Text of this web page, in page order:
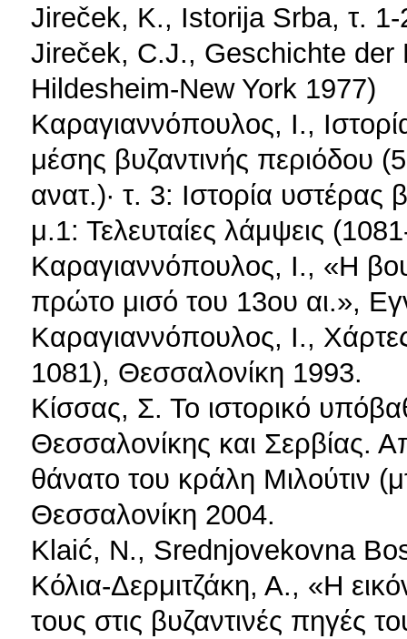
Jireček, K., Istorija Srba, τ.
Jireček, C.J., Geschichte der
Hildesheim-New York 1977)
Καραγιαννόπουλος, Ι.,
μέσης βυζαντινής περιόδου
ανατ.)· τ. 3: Ιστορία υστέρας
μ.1: Τελευταίες λάμψεις
Καραγιαννόπουλος, Ι., «Η
πρώτο μισό του 13ου αι.»,
Καραγιαννόπουλος, Ι.,
1081), Θεσσαλονίκη 1993.
Κίσσας, Σ. Το ιστορικό
Θεσσαλονίκης και Σερβίας.
θάνατο του κράλη Μιλούτιν
Θεσσαλονίκη 2004.
Klaić, N., Srednjovekovna
Κόλια-Δερμιτζάκη, Α., «Η
τους στις βυζαντινές πηγές